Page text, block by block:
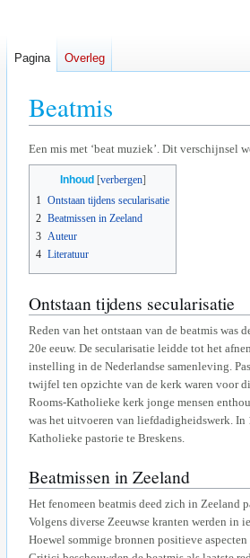
Beatmis
Naar
navigatie
Naar
zoeken
Een mis met ‘beat muziek’. Dit verschijnsel
Inhoud
1
Ontstaan tijdens secularisatie
2 Beatmissen in Zeeland
3 Auteur
4 Literatuur
Ontstaan tijdens secularisatie
Reden van het ontstaan van de beatmis was
20e eeuw. De secularisatie leidde tot het
instelling in de Nederlandse samenleving.
twijfel ten opzichte van de kerk waren voor
Rooms-Katholieke kerk jonge mensen
was het uitvoeren van liefdadigheidswerk.
Katholieke pastorie te Breskens.
Beatmissen in Zeeland
Het fenomeen beatmis deed zich in Zeeland
Volgens diverse Zeeuwse kranten werden in
Hoewel sommige bronnen positieve
Pagina Overleg